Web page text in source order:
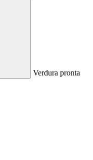
Verdura pronta